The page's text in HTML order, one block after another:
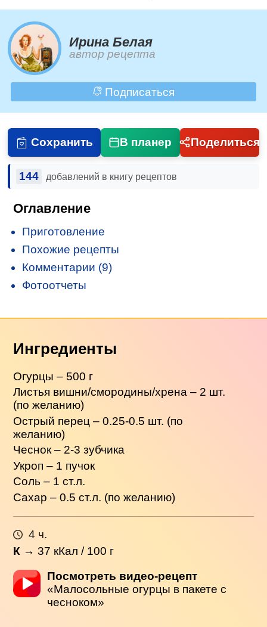
Ирина Белая
автор рецепта
Подписаться
Сохранить В планер Поделиться
144 добавлений в книгу рецептов
Оглавление
Приготовление
Похожие рецепты
Комментарии (9)
Фотоотчеты
Ингредиенты
Огурцы – 500 г
Листья вишни/смородины/хрена – 2 шт.
(по желанию)
Острый перец – 0.25-0.5 шт. (по
желанию)
Чеснок – 2-3 зубчика
Укроп – 1 пучок
Соль – 1 ст.л.
Сахар – 0.5 ст.л. (по желанию)
4 ч.
К →37 кКал / 100 г
Посмотреть видео-рецепт
«Малосольные огурцы в пакете с
чесноком»